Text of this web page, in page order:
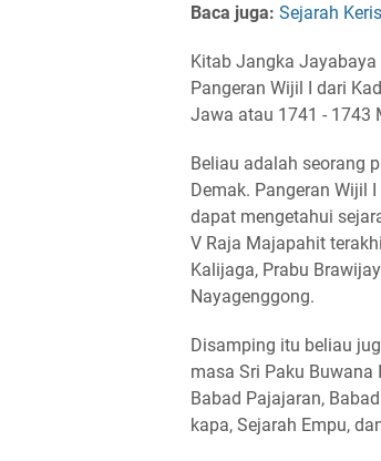
Baca juga: Sejarah
Kitab Jangka
Pangeran Wijil I dari
Jawa atau 1741 - 1743
Beliau adalah seorang
Demak. Pangeran Wijil
dapat mengetahui
V Raja Majapahit
Kalijaga, Prabu
Nayagenggong.
Disamping itu beliau
masa Sri Paku Buwana
Babad Pajajaran,
kapa, Sejarah Empu,